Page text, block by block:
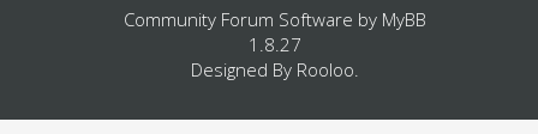
Community Forum Software by MyBB
1.8.27
Designed By Rooloo.